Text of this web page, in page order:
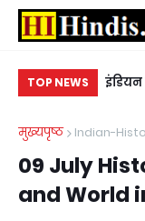
TOP NEWS
करने के लिए -
मुख्यपृष्ठ
Indian-
09 July
and World